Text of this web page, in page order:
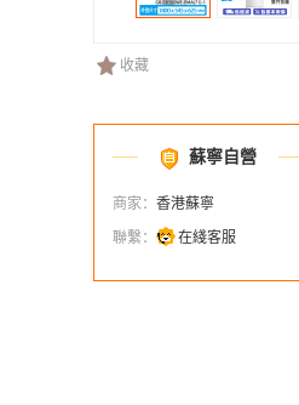
收藏
蘇寧自營
商家： 香港蘇寧
聯繫：
在綫客服